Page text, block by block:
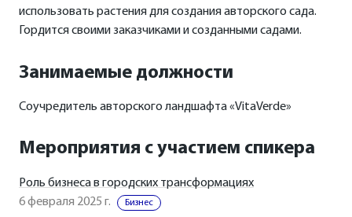
использовать растения для создания авторского сада.
Гордится своими заказчиками и созданными садами.
Занимаемые должности
Соучредитель авторского ландшафта «VitaVerde»
Мероприятия с участием спикера
Роль бизнеса в городских трансформациях
6 февраля 2025 г.
Бизнес